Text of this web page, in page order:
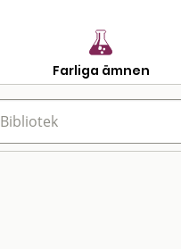
Farliga ämnen